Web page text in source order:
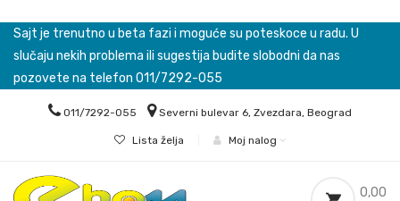
Sajt je trenutno u beta fazi i moguće su poteskoce u radu. U
slučaju nekih problema ili sugestija budite slobodni da nas
pozovete na telefon 011/7292-055
011/7292-055 Severni bulevar 6, Zvezdara, Beograd
Lista želja Moj nalog
0,00